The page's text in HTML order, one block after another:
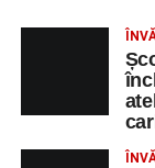
,
Concert
Vineri, 29